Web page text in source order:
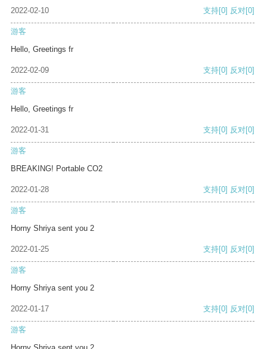
2022-02-10 支持[0] 反对[0]
游客
Hello, Greetings fr
2022-02-09 支持[0] 反对[0]
游客
Hello, Greetings fr
2022-01-31 支持[0] 反对[0]
游客
BREAKING! Portable CO2
2022-01-28 支持[0] 反对[0]
游客
Horny Shriya sent you 2
2022-01-25 支持[0] 反对[0]
游客
Horny Shriya sent you 2
2022-01-17 支持[0] 反对[0]
游客